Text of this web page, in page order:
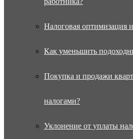
Налоговая оптимизация
Как уменьшить
Покупка и продажи
налогами?
Уклонение от уплаты